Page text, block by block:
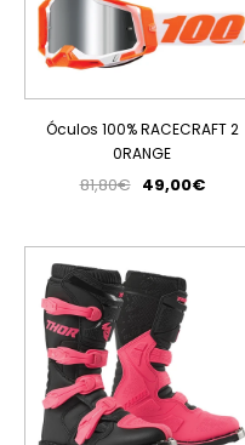
Óculos 100% RACECRAFT 2
0RANGE
81,80€ 49,00€